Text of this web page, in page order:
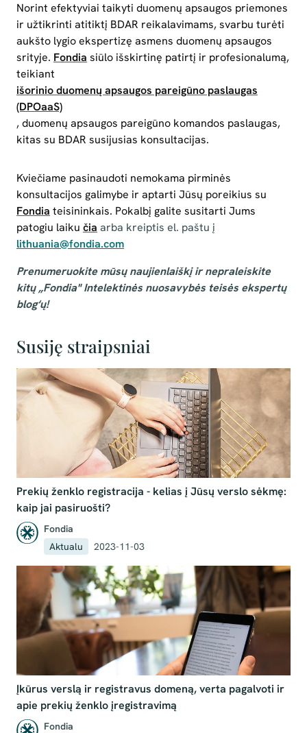
Norint efektyviai taikyti duomenų apsaugos priemones
ir užtikrinti atitiktį BDAR reikalavimams, svarbu turėti
aukšto lygio ekspertizę asmens duomenų apsaugos
srityje. Fondia siūlo išskirtinę patirtį ir profesionalumą,
teikiant
išorinio duomenų apsaugos pareigūno paslaugas
(DPOaaS)
, duomenų apsaugos pareigūno komandos paslaugas,
kitas su BDAR susijusias konsultacijas.
Kviečiame pasinaudoti nemokama pirminės
konsultacijos galimybe ir aptarti Jūsų poreikius su
Fondia teisininkais. Pokalbį galite susitarti Jums
patogiu laiku čia arba kreiptis el. paštu į
lithuania@fondia.com
Prenumeruokite mūsų naujienlaiškį ir nepraleiskite
kitų „Fondia" Intelektinės nuosavybės teisės ekspertų
blog‘ų!
Susiję straipsniai
Prekių ženklo registracija - kelias į Jūsų verslo sėkmę:
kaip jai pasiruošti?
Fondia
Aktualu
2023-11-03
Įkūrus verslą ir registravus domeną, verta pagalvoti ir
apie prekių ženklo įregistravimą
Fondia